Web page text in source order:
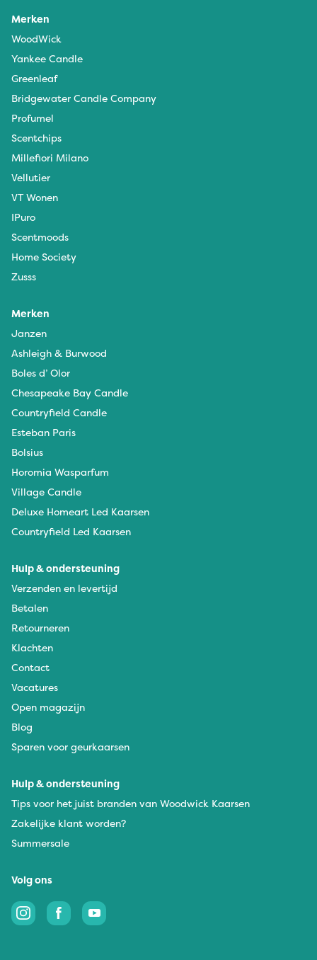
Merken
WoodWick
Yankee Candle
Greenleaf
Bridgewater Candle Company
Profumel
Scentchips
Millefiori Milano
Vellutier
VT Wonen
IPuro
Scentmoods
Home Society
Zusss
Merken
Janzen
Ashleigh & Burwood
Boles d’ Olor
Chesapeake Bay Candle
Countryfield Candle
Esteban Paris
Bolsius
Horomia Wasparfum
Village Candle
Deluxe Homeart Led Kaarsen
Countryfield Led Kaarsen
Hulp & ondersteuning
Verzenden en levertijd
Betalen
Retourneren
Klachten
Contact
Vacatures
Open magazijn
Blog
Sparen voor geurkaarsen
Hulp & ondersteuning
Tips voor het juist branden van Woodwick Kaarsen
Zakelijke klant worden?
Summersale
Volg ons